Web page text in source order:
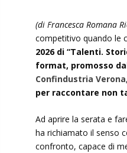
(di Francesca Romana
competitivo quando le
2026 di “Talenti.
format, promosso
Confindustria Verona,
per raccontare non
Ad aprire la serata e
ha richiamato il senso
confronto, capace di